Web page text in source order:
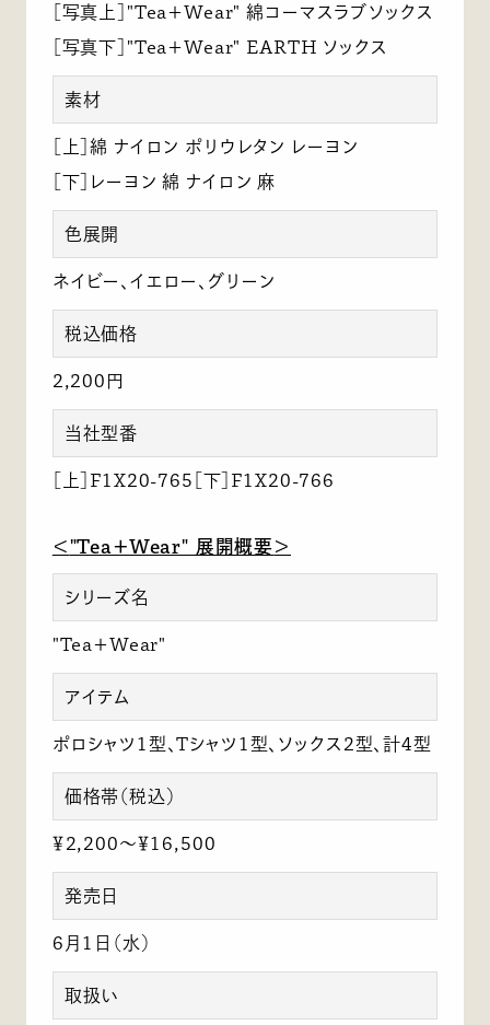
［写真上］"Tea＋Wear" 綿コーマスラブソックス
［写真下］"Tea＋Wear" EARTH ソックス
素材
［上］綿 ナイロン ポリウレタン レーヨン
［下］レーヨン 綿 ナイロン 麻
色展開
ネイビー、イエロー、グリーン
税込価格
2,200円
当社型番
［上］F1X20-765［下］F1X20-766
＜"Tea＋Wear" 展開概要＞
シリーズ名
"Tea＋Wear"
アイテム
ポロシャツ1型、Tシャツ1型、ソックス2型、計4型
価格帯（税込）
￥2,200～￥16,500
発売日
6月1日（水）
取扱い